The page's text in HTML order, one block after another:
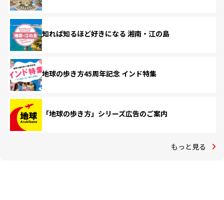
知れば知るほど好きになる 湘南・江の島
地球の歩き方45周年記念 インド特集
「地球の歩き方」シリーズ広告のご案内
もっと見る